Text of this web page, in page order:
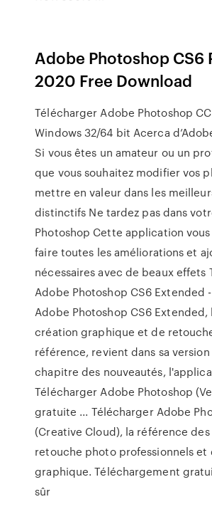
Adobe Photoshop CS6
2020 Free Download
Télécharger Adobe Photoshop
Windows 32/64 bit Acerca
Si vous êtes un amateur ou un
que vous souhaitez modifier vos
mettre en valeur dans les
distinctifs Ne tardez pas dans
Photoshop Cette application
faire toutes les améliorations et
nécessaires avec de beaux effets
Adobe Photoshop CS6 Extended
Adobe Photoshop CS6 Extended,
création graphique et de
référence, revient dans sa version
chapitre des nouveautés,
Télécharger Adobe Photoshop
gratuite ... Télécharger Adobe
(Creative Cloud), la référence
retouche photo professionnels et
graphique. Téléchargement
sûr